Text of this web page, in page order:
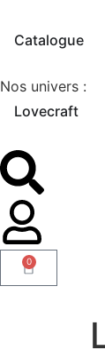
Catalogue
Nos univers :
Lovecraft
0